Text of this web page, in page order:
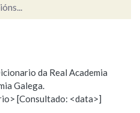
erro na palabra
da Real Academia
Galega.
[Consultado: <data>]